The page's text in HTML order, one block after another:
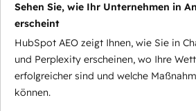
Sehen Sie, wie Ihr Unternehmen in
erscheint
HubSpot AEO zeigt Ihnen, wie Sie in
und Perplexity erscheinen, wo Ihre
erfolgreicher sind und welche
können.